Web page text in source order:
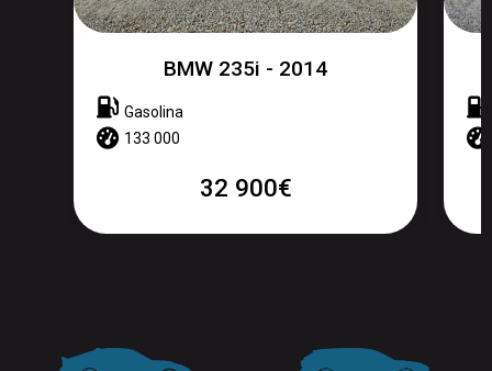
Seat Leon - 2024
Gasóleo
27 000
25 450€